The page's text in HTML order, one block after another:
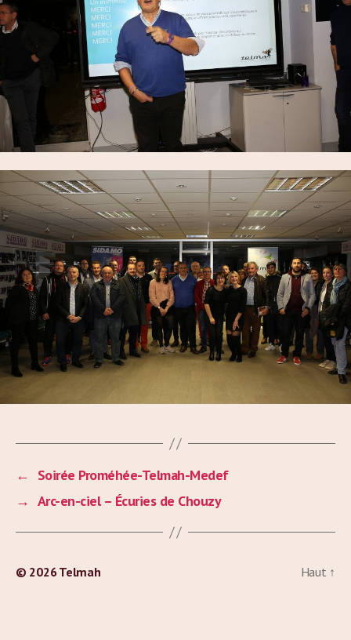
←
Soirée Proméhée-Telmah-Medef
→ Arc-en-ciel – Écuries de Chouzy
© 2026 Telmah Haut ↑